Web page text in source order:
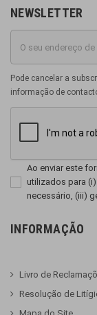
NEWSLETTER
Pode cancelar a
informação de
Ao enviar este
utilizados para
necessário, (iii)
INFORMAÇÃO
Livro de
Resolução de